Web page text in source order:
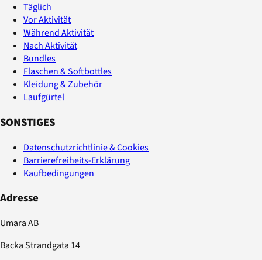
Täglich
Vor Aktivität
Während Aktivität
Nach Aktivität
Bundles
Flaschen & Softbottles
Kleidung & Zubehör
Laufgürtel
SONSTIGES
Datenschutzrichtlinie & Cookies
Barrierefreiheits-Erklärung
Kaufbedingungen
Adresse
Umara AB
Backa Strandgata 14